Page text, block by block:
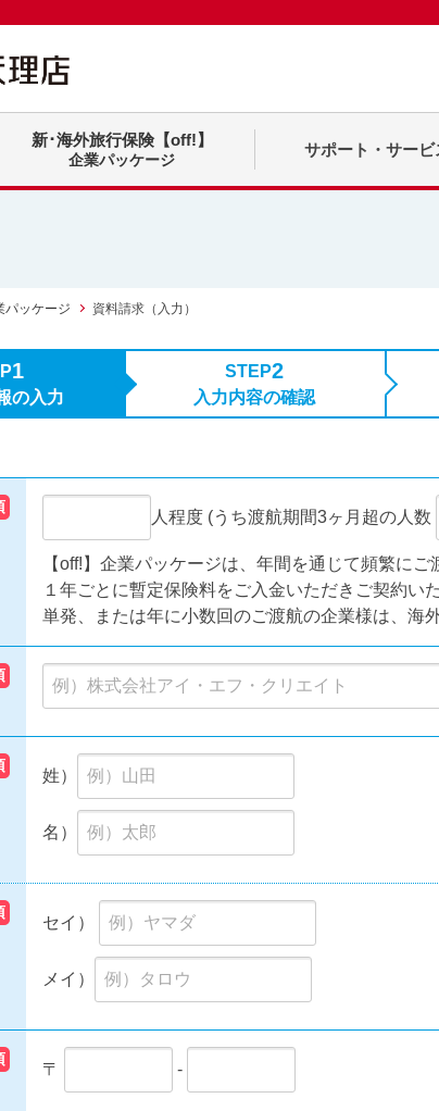
新･海外旅行保険【off!】
企業パッケージ
サポート・サービ
パッケージ 資料請求（入力）
1
の入力
STEP2
入力内容の確認
人程度 (うち渡航期間3ヶ月超の人数
【off!】企業パッケージは、年間を通じて頻繁にご
１年ごとに暫定保険料をご入金いただきご契約い
単発、または年に小数回のご渡航の企業様は、海
姓）
名）
セイ）
メイ）
〒 -